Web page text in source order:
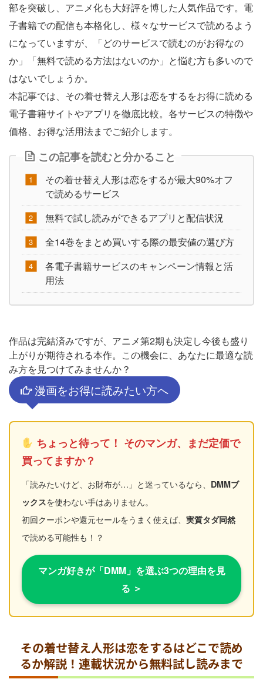
部を突破し、アニメ化も大好評を博した人気作品です。電
子書籍での配信も本格化し、様々なサービスで読めるよう
になっていますが、「どのサービスで読むのがお得なの
か」「無料で読める方法はないのか」と悩む方も多いので
はないでしょうか。
本記事では、その着せ替え人形は恋をするをお得に読める
電子書籍サイトやアプリを徹底比較。各サービスの特徴や
価格、お得な活用法までご紹介します。
この記事を読むと分かること
その着せ替え人形は恋をするが最大90%オフ
で読めるサービス
無料で試し読みができるアプリと配信状況
全14巻をまとめ買いする際の最安値の選び方
各電子書籍サービスのキャンペーン情報と活
用法
作品は完結済みですが、アニメ第2期も決定し今後も盛り
上がりが期待される本作。この機会に、あなたに最適な読
み方を見つけてみませんか？
漫画をお得に読みたい方へ
ちょっと待って！ そのマンガ、まだ定価で
買ってますか？
「読みたいけど、お財布が…」と迷っているなら、 DMMブ
ックスを使わない手はありません。
初回クーポンや還元セールをうまく使えば、 実質タダ同然
で読める可能性も！？
マンガ好きが「DMM」を選ぶ3つの理由を見
る ＞
その着せ替え人形は恋をするはどこで読め
るか解説！連載状況から無料試し読みまで